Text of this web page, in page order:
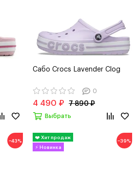
Сабо Crocs Lavender Clog
0
4 490 ₽ 7 890 ₽
Выбрать
−43% −39%